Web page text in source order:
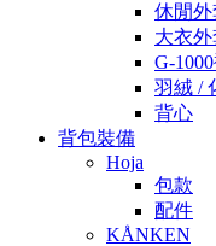
休閒外
大衣外
G-
羽絨 /
背心
背包裝備
Hoja
包款
配件
KÅNKEN